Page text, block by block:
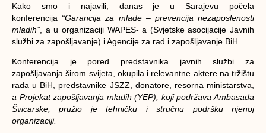
Kako smo i najavili, danas je u Sarajevu počela
konferencija “Garancija za mlade – prevencija nezaposlenosti
mladih” , a u organizaciji WAPES- a (Svjetske asocijacije Javnih
službi za zapošljavanje) i Agencije za rad i zapošljavanje BiH.
Konferencija je pored predstavnika javnih službi za
zapošljavanja širom svijeta, okupila i relevantne aktere na tržištu
rada u BiH, predstavnike JSZZ, donatore, resorna ministarstva,
a Projekat zapošljavanja mladih (YEP), koji podržava Ambasada
Švicarske, pružio je tehničku i stručnu podršku njenoj
organizaciji.